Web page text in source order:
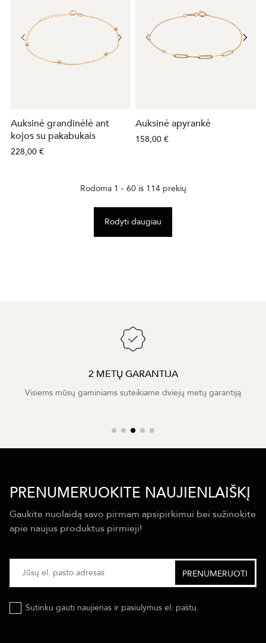
Auksinė grandinėlė ant
kojos su pakabukais
228,00 €
Auksinė apyrankė
158,00 €
Rodoma 1 - 60 iš 114 prekių
Rodyti daugiau
2 METŲ GARANTIJA
Visiems mūsų gaminiams suteikiame dviejų metų garantiją
PRENUMERUOKITE NAUJIENLAIŠKĮ
Gaukite nuolaidą savo pirmam apsipirkimui bei sužinokite
apie naujus produktus pirmieji!
Sutinku gauti naujienas ir pasiulymus el. paštu.